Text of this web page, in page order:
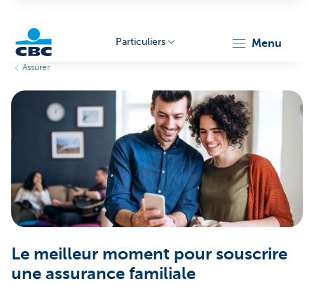
Particuliers menu
Assurer
Le meilleur moment pour souscrire
une assurance familiale